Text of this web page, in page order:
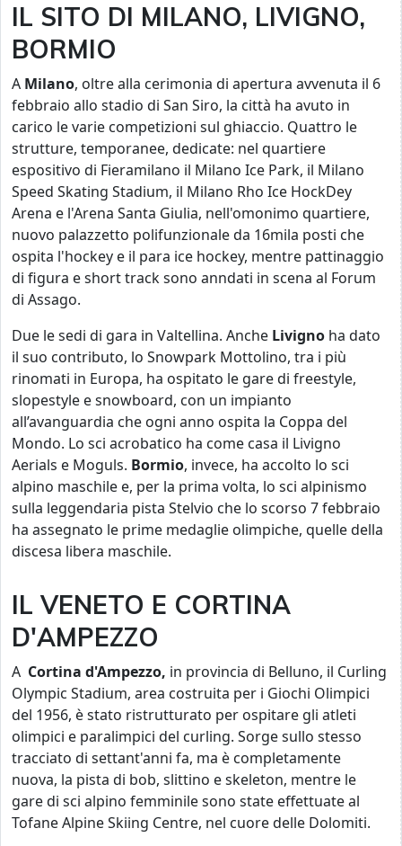
IL SITO DI MILANO, LIVIGNO,
BORMIO
A Milano, oltre alla cerimonia di apertura avvenuta il 6
febbraio allo stadio di San Siro, la città ha avuto in
carico le varie competizioni sul ghiaccio. Quattro le
strutture, temporanee, dedicate: nel quartiere
espositivo di Fieramilano il Milano Ice Park, il Milano
Speed Skating Stadium, il Milano Rho Ice HockDey
Arena e l'Arena Santa Giulia, nell'omonimo quartiere,
nuovo palazzetto polifunzionale da 16mila posti che
ospita l'hockey e il para ice hockey, mentre pattinaggio
di figura e short track sono anndati in scena al Forum
di Assago.
Due le sedi di gara in Valtellina. Anche Livigno ha dato
il suo contributo, lo Snowpark Mottolino, tra i più
rinomati in Europa, ha ospitato le gare di freestyle,
slopestyle e snowboard, con un impianto
all’avanguardia che ogni anno ospita la Coppa del
Mondo. Lo sci acrobatico ha come casa il Livigno
Aerials e Moguls. Bormio, invece, ha accolto lo sci
alpino maschile e, per la prima volta, lo sci alpinismo
sulla leggendaria pista Stelvio che lo scorso 7 febbraio
ha assegnato le prime medaglie olimpiche, quelle della
discesa libera maschile.
IL VENETO E CORTINA
D'AMPEZZO
A Cortina d'Ampezzo, in provincia di Belluno, il Curling
Olympic Stadium, area costruita per i Giochi Olimpici
del 1956, è stato ristrutturato per ospitare gli atleti
olimpici e paralimpici del curling. Sorge sullo stesso
tracciato di settant'anni fa, ma è completamente
nuova, la pista di bob, slittino e skeleton, mentre le
gare di sci alpino femminile sono state effettuate al
Tofane Alpine Skiing Centre, nel cuore delle Dolomiti.